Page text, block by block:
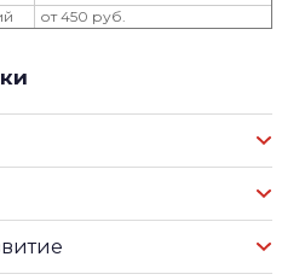
от 450 руб.